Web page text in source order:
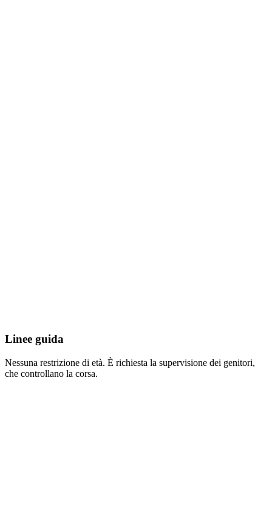
Linee guida
Nessuna restrizione di età. È richiesta la supervisione dei genitori,
che controllano la corsa.